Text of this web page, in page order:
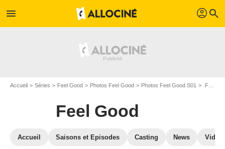
menu profil search
Accueil Séries Feel Good Photos Feel Good Photos Feel Good S01 Feel Good - Saison 1 : Feel Good : Photo
Feel Good
Accueil Saisons et Episodes Casting News